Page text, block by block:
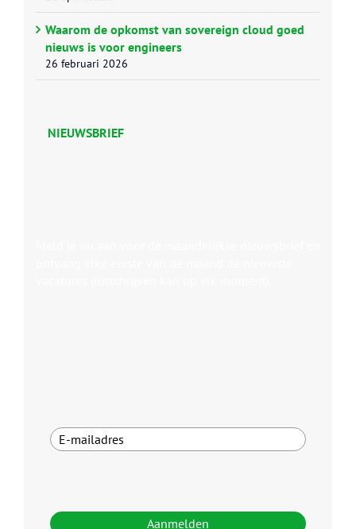
Waarom de opkomst van sovereign cloud goed
nieuws is voor engineers
26 februari 2026
NIEUWSBRIEF